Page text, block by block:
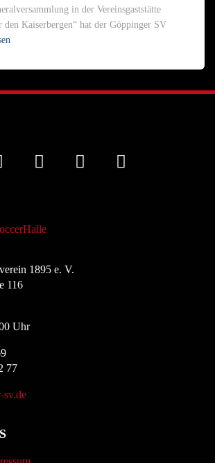
in der Vereinsgaststätte
den Kaiserbergen“ hat der Göppinger SV
1895 e. V.
116
Uhr
77
sv.de